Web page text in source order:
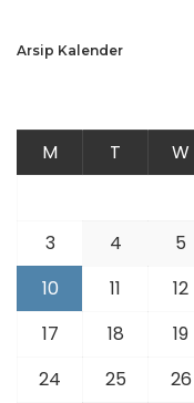
Arsip Kalender
M T W
3
4 5
10
11 12
17
18 19
24
25 26